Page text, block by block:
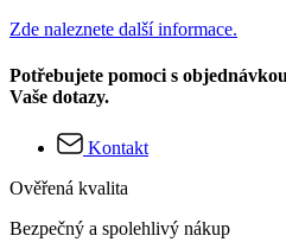
Zde naleznete další informace.
Potřebujete pomoci s
Vaše dotazy.
Kontakt
Ověřená kvalita
Bezpečný a spolehlivý nákup